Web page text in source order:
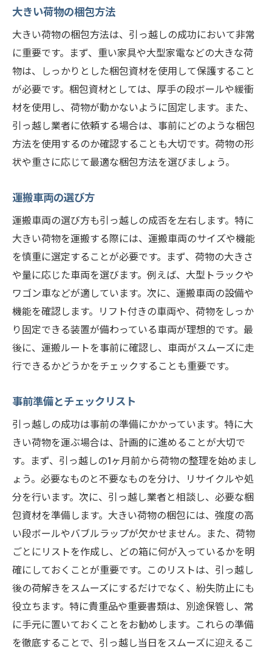
プロの梱包テクニック
効率的な荷物の運搬ルート
苫小牧市での引っ越しに適した時間帯
引っ越し業者の選び方
プロに任せるべき作業と自分でできること
大きな荷物専用の運搬サービスを活用する
苫小牧市での引っ越し大きい荷物の効率的な運
搬法
荷物のサイズと重量を把握する
適切な運搬道具と機材の準備
階段やエレベーターの利用法
運搬中の荷物の固定方法
複数人での協力運搬のコツ
効率的な荷物の積み下ろし方法
引っ越し準備苫小牧市で大きな荷物を安全に運
ぶポイント
大きい荷物の分解と再組立て
適切な包装材と梱包資材の選び方
運搬時の注意点と落とし穴
荷物の移動経路を事前に確認する
重い荷物の持ち方と運び方
引っ越し保険の重要性
苫小牧市引っ越し大きい荷物の運搬を楽にする
ためのヒント
効率的な荷物の整理と分類
運搬の際の安全装備
地元のリソースを活用する
ストレスを軽減するための計画
プロのアドバイスを活用する
引っ越し後の荷物整理法
大きな荷物も安心苫小牧市での引っ越し成功の
ための対策
大きい荷物の梱包方法
大きい荷物の梱包方法は、引っ越しの成功において非常
に重要です。まず、重い家具や大型家電などの大きな荷
物は、しっかりとした梱包資材を使用して保護すること
が必要です。梱包資材としては、厚手の段ボールや緩衝
材を使用し、荷物が動かないように固定します。また、
引っ越し業者に依頼する場合は、事前にどのような梱包
方法を使用するのか確認することも大切です。荷物の形
状や重さに応じて最適な梱包方法を選びましょう。
運搬車両の選び方
運搬車両の選び方も引っ越しの成否を左右します。特に
大きい荷物を運搬する際には、運搬車両のサイズや機能
を慎重に選定することが必要です。まず、荷物の大きさ
や量に応じた車両を選びます。例えば、大型トラックや
ワゴン車などが適しています。次に、運搬車両の設備や
機能を確認します。リフト付きの車両や、荷物をしっか
り固定できる装置が備わっている車両が理想的です。最
後に、運搬ルートを事前に確認し、車両がスムーズに走
行できるかどうかをチェックすることも重要です。
事前準備とチェックリスト
引っ越しの成功は事前の準備にかかっています。特に大
きい荷物を運ぶ場合は、計画的に進めることが大切で
す。まず、引っ越しの1ヶ月前から荷物の整理を始めまし
ょう。必要なものと不要なものを分け、リサイクルや処
分を行います。次に、引っ越し業者と相談し、必要な梱
包資材を準備します。大きい荷物の梱包には、強度の高
い段ボールやバブルラップが欠かせません。また、荷物
ごとにリストを作成し、どの箱に何が入っているかを明
確にしておくことが重要です。このリストは、引っ越し
後の荷解きをスムーズにするだけでなく、紛失防止にも
役立ちます。特に貴重品や重要書類は、別途保管し、常
に手元に置いておくことをお勧めします。これらの準備
を徹底することで、引っ越し当日をスムーズに迎えるこ